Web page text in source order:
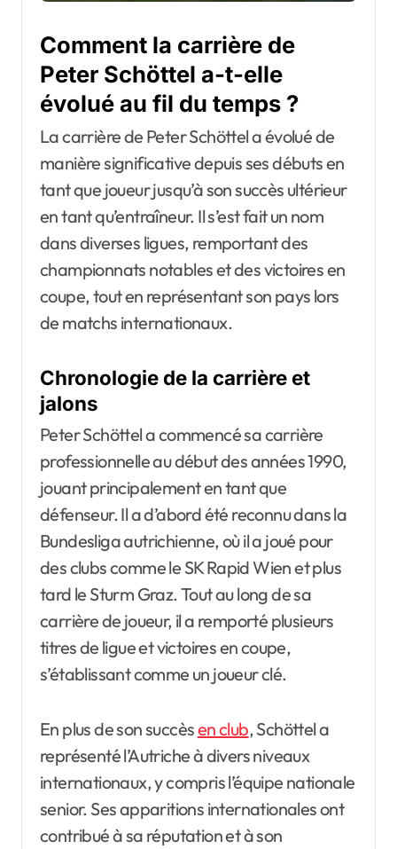
Comment la carrière de
Peter Schöttel a-t-elle
évolué au fil du temps ?
La carrière de Peter Schöttel a évolué de
manière significative depuis ses débuts en
tant que joueur jusqu’à son succès ultérieur
en tant qu’entraîneur. Il s’est fait un nom
dans diverses ligues, remportant des
championnats notables et des victoires en
coupe, tout en représentant son pays lors
de matchs internationaux.
Chronologie de la carrière et
jalons
Peter Schöttel a commencé sa carrière
professionnelle au début des années 1990,
jouant principalement en tant que
défenseur. Il a d’abord été reconnu dans la
Bundesliga autrichienne, où il a joué pour
des clubs comme le SK Rapid Wien et plus
tard le Sturm Graz. Tout au long de sa
carrière de joueur, il a remporté plusieurs
titres de ligue et victoires en coupe,
s’établissant comme un joueur clé.
En plus de son succèsen club, Schöttel a
représenté l’Autriche à divers niveaux
internationaux, y compris l’équipe nationale
senior. Ses apparitions internationales ont
contribué à sa réputation et à son